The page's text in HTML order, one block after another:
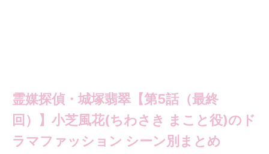
霊媒探偵・城塚翡翠【第5話（最終
回）】小芝風花(ちわさき まこと役)のド
ラマファッション シーン別まとめ